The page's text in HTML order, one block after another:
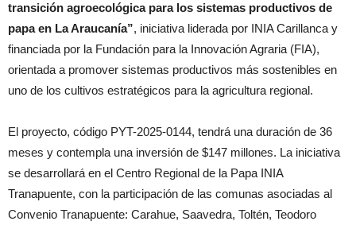
transición agroecológica para los sistemas productivos de
papa en La Araucanía”, iniciativa liderada por INIA Carillanca y
financiada por la Fundación para la Innovación Agraria (FIA),
orientada a promover sistemas productivos más sostenibles en
uno de los cultivos estratégicos para la agricultura regional.
El proyecto, código PYT-2025-0144, tendrá una duración de 36
meses y contempla una inversión de $147 millones. La iniciativa
se desarrollará en el Centro Regional de la Papa INIA
Tranapuente, con la participación de las comunas asociadas al
Convenio Tranapuente: Carahue, Saavedra, Toltén, Teodoro